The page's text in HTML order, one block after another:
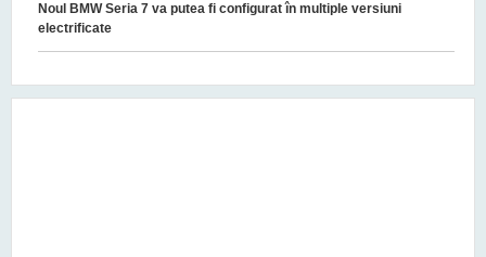
Noul BMW Seria 7 va putea fi configurat în multiple versiuni
electrificate